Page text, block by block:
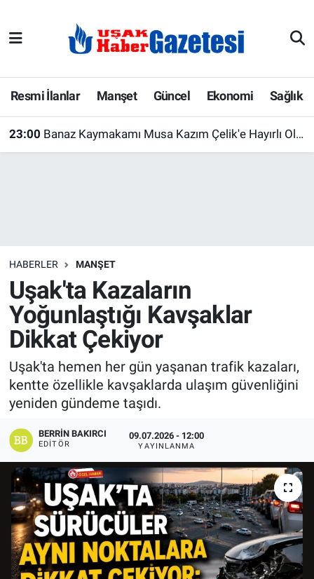
Resmi İlanlar Manşet Güncel Ekonomi Sağlık
23:00 Banaz Kaymakamı Musa Kazım Çelik'e Hayırlı Olsun Ziyareti
HABERLER MANŞET
Uşak'ta Kazaların
Yoğunlaştığı Kavşaklar
Dikkat Çekiyor
Uşak'ta hemen her gün yaşanan trafik kazaları,
kentte özellikle kavşaklarda ulaşım güvenliğini
yeniden gündeme taşıdı.
BERRIN BAKIRCI
EDITÖR
09.07.2026 - 12:00
YAYINLANMA
E-Gazete
Ekonomi
Köşe Yazarları
Kültür Sanat
Manşet
Resmi İlanlar
Sağlık
Son Dakika
Spor
Uşak Haberleri
Uşak Hava Durumu
Uşak Trafik Yoğunluk Haritası